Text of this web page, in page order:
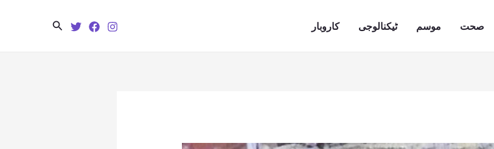
صحت موسم ٹیکنالوجی کاروبار Search